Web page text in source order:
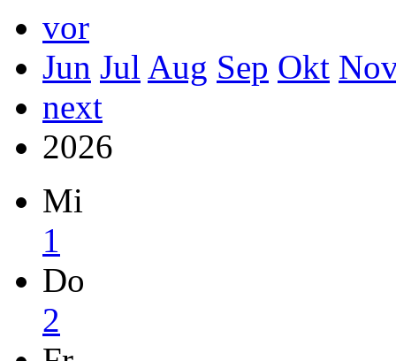
vor
Jun Jul Aug Sep Okt
next
2026
Mi
1
Do
2